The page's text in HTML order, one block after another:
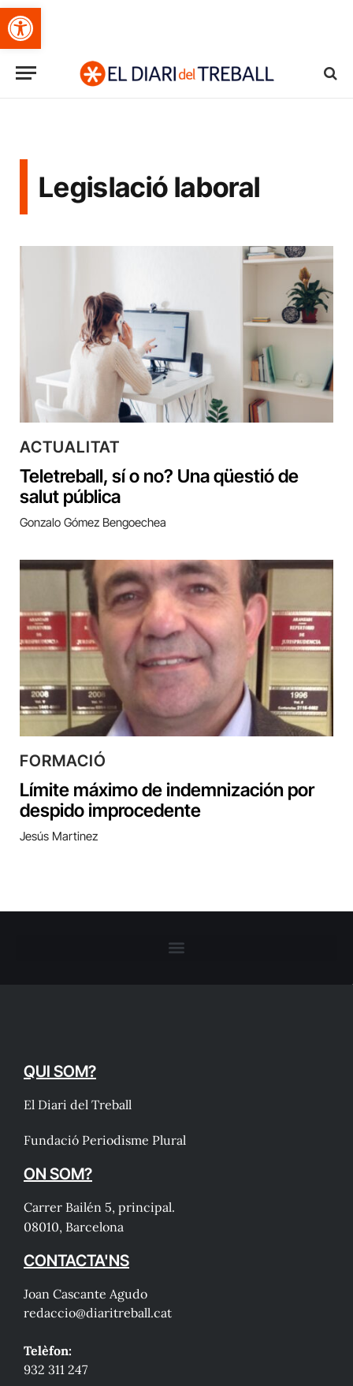
Obre la barra d'eines
Legislació laboral
ACTUALITAT
Teletreball, sí o no? Una qüestió de
salut pública
Gonzalo Gómez Bengoechea
FORMACIÓ
Límite máximo de indemnización por
despido improcedente
Jesús Martinez
QUI SOM?
El Diari del Treball
Fundació Periodisme Plural
ON SOM?
Carrer Bailén 5, principal.
08010, Barcelona
CONTACTA'NS
Joan Cascante Agudo
redaccio@diaritreball.cat
Telèfon:
932 311 247